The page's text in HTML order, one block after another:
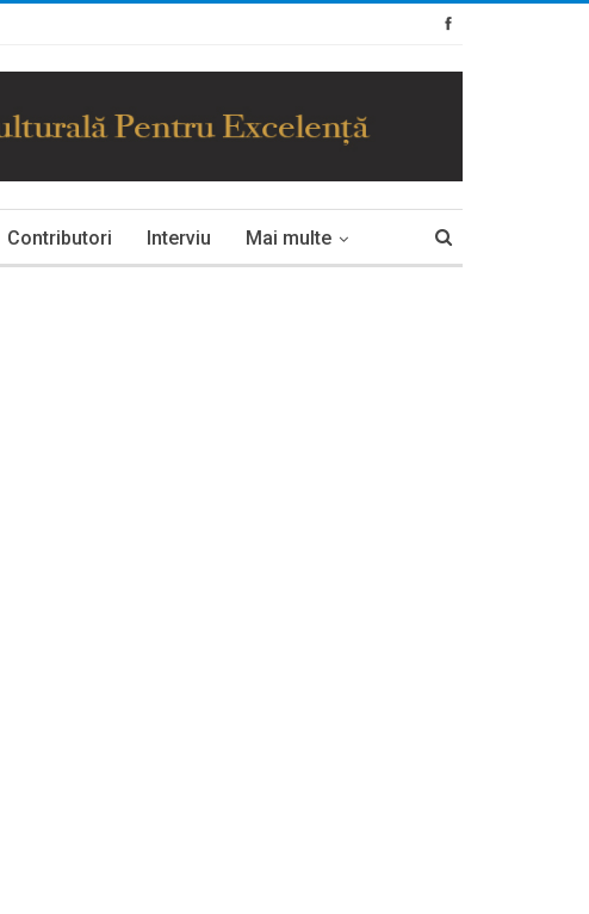
Contributori Interviu Mai multe